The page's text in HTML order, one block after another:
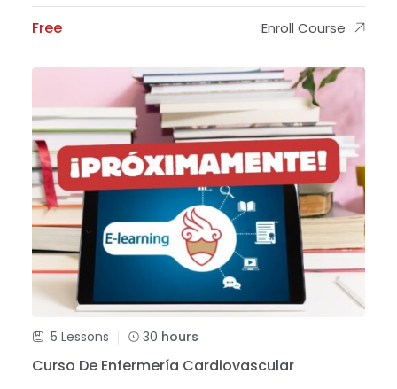
Free Enroll Course
5 Lessons 30 hours
Curso De Enfermería Cardiovascular